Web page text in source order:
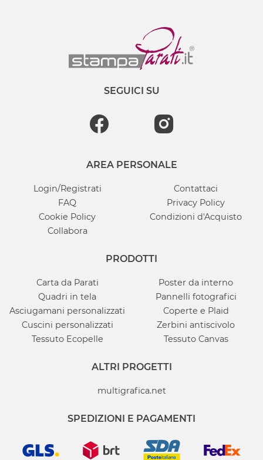
SEGUICI SU
AREA PERSONALE
Login/Registrati
Contattaci
FAQ
Privacy Policy
Cookie Policy
Condizioni d'Acquisto
Collabora
PRODOTTI
Carta da Parati
Poster da interno
Quadri in tela
Pannelli fotografici
Asciugamani personalizzati
Coperte e Plaid
Cuscini personalizzati
Zerbini antiscivolo
Tessuto Ecopelle
Tessuto Canvas
ALTRI PROGETTI
multigrafica.net
SPEDIZIONI E PAGAMENTI